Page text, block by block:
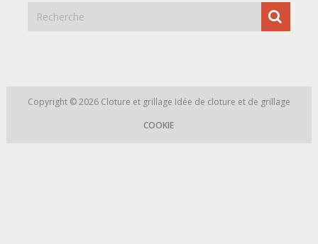
Copyright © 2026 Cloture et grillage Idée de cloture et de grillage
COOKIE